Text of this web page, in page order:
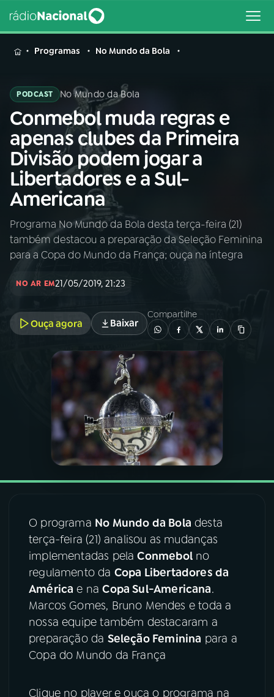
MENU
Buscar
na
Rádio
Nacional
Buscar
AO VIVO
01INÍCIO
A RÁDIO
VIDEOCASTS
ÚLTIMAS
ACOMPANHE A RÁDIO NACIONAL
YouTube Facebook
Instagram X
Programas No Mundo da Bola
PODCAST No Mundo da Bola
Conmebol muda regras e
apenas clubes da Primeira
Divisão podem jogar a
Libertadores e a Sul-
Americana
Programa No Mundo da Bola desta terça-feira (21)
também destacou a preparação da Seleção Feminina
para a Copa do Mundo da França; ouça na íntegra
NO AR EM21/05/2019, 21:23
Ouça agora Baixar
Compartilhe
O programa No Mundo da Bola desta
terça-feira (21) analisou as mudanças
implementadas pelaConmebolno
regulamento da Copa Libertadores da
América e naCopa Sul-Americana.
Marcos Gomes, Bruno Mendes e toda a
nossa equipe também destacaram a
preparação da Seleção Feminina para a
Copa do Mundo da França
Clique no player e ouça o programa na